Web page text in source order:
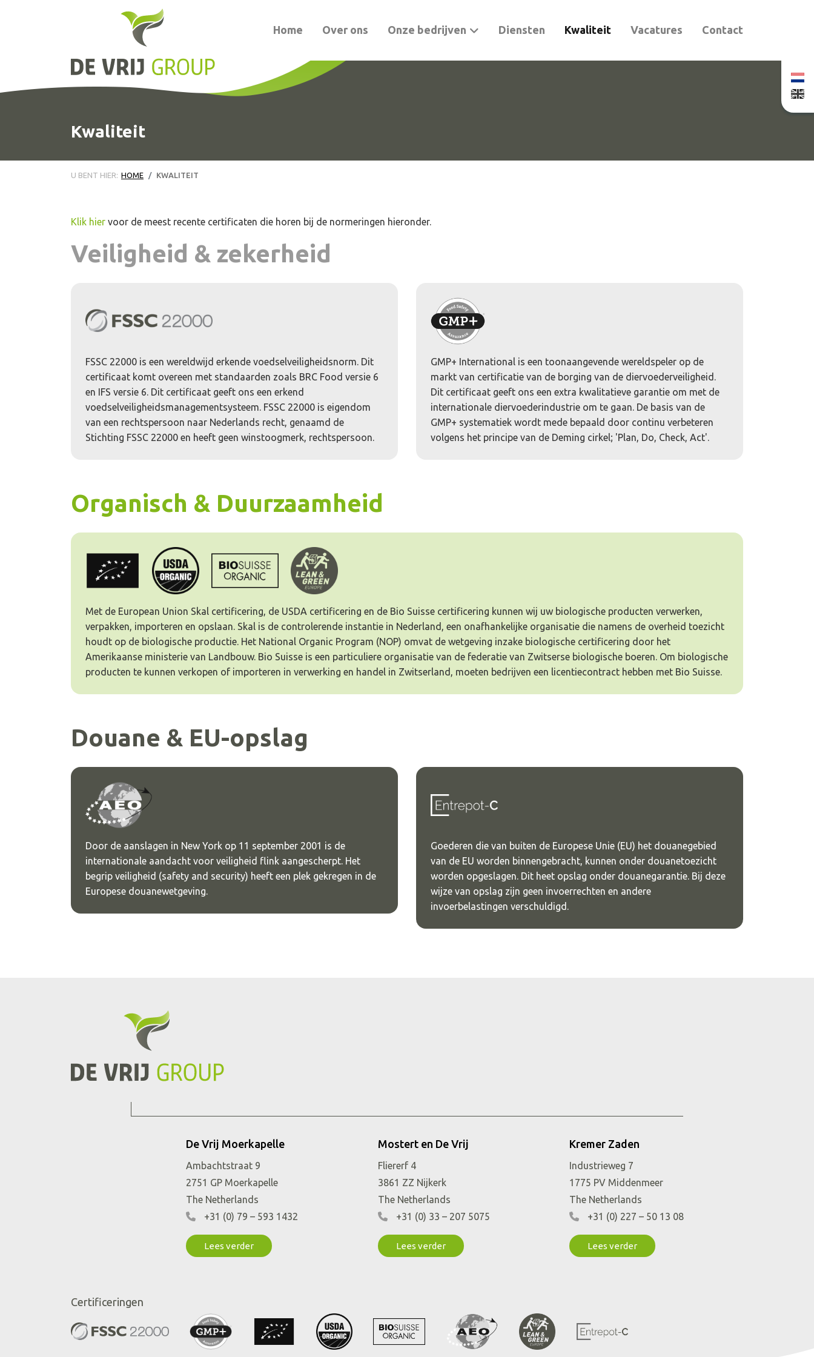
Home Over ons Onze bedrijven Diensten Kwaliteit Vacatures Contact
Kwaliteit
U BENT HIER: HOME KWALITEIT
Klik hier voor de meest recente certificaten die horen bij de normeringen hieronder.
Veiligheid & zekerheid
FSSC 22000 is een wereldwijd erkende voedselveiligheidsnorm. Dit
certificaat komt overeen met standaarden zoals BRC Food versie 6
en IFS versie 6. Dit certificaat geeft ons een erkend
voedselveiligheidsmanagementsysteem. FSSC 22000 is eigendom
van een rechtspersoon naar Nederlands recht, genaamd de
Stichting FSSC 22000 en heeft geen winstoogmerk, rechtspersoon.
GMP+ International is een toonaangevende wereldspeler op de
markt van certificatie van de borging van de diervoederveiligheid.
Dit certificaat geeft ons een extra kwalitatieve garantie om met de
internationale diervoederindustrie om te gaan. De basis van de
GMP+ systematiek wordt mede bepaald door continu verbeteren
volgens het principe van de Deming cirkel; 'Plan, Do, Check, Act'.
Organisch & Duurzaamheid
Met de European Union Skal certificering, de USDA certificering en de Bio Suisse certificering kunnen wij uw biologische producten verwerken,
verpakken, importeren en opslaan. Skal is de controlerende instantie in Nederland, een onafhankelijke organisatie die namens de overheid toezicht
houdt op de biologische productie. Het National Organic Program (NOP) omvat de wetgeving inzake biologische certificering door het
Amerikaanse ministerie van Landbouw. Bio Suisse is een particuliere organisatie van de federatie van Zwitserse biologische boeren. Om biologische
producten te kunnen verkopen of importeren in verwerking en handel in Zwitserland, moeten bedrijven een licentiecontract hebben met Bio Suisse.
Douane & EU-opslag
Door de aanslagen in New York op 11 september 2001 is de
internationale aandacht voor veiligheid flink aangescherpt. Het
begrip veiligheid (safety and security) heeft een plek gekregen in de
Europese douanewetgeving.
Goederen die van buiten de Europese Unie (EU) het douanegebied
van de EU worden binnengebracht, kunnen onder douanetoezicht
worden opgeslagen. Dit heet opslag onder douanegarantie. Bij deze
wijze van opslag zijn geen invoerrechten en andere
invoerbelastingen verschuldigd.
Ambachtstraat 9
2751 GP Moerkapelle
The Netherlands
+31 (0) 79 – 593 1432
Lees verder
Fliererf 4
3861 ZZ Nijkerk
The Netherlands
+31 (0) 33 – 207 5075
Lees verder
Industrieweg 7
1775 PV Middenmeer
The Netherlands
+31 (0) 227 – 50 13 08
Lees verder
Certificeringen